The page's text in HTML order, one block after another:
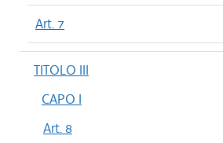
Art. 7
TITOLO III
CAPO I
Art. 8